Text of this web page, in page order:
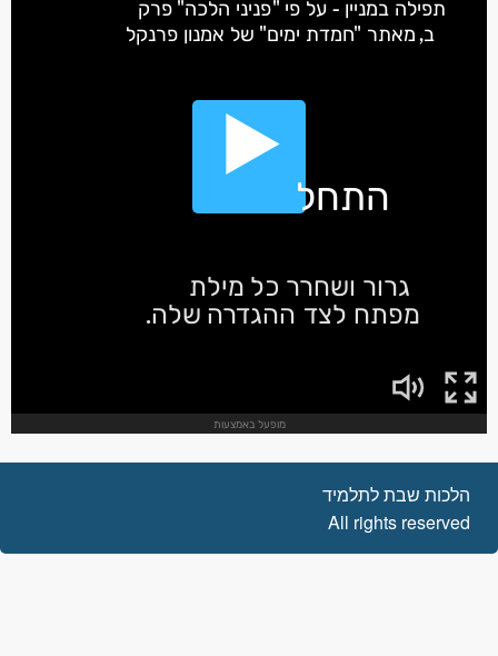
הלכות שבת לתלמיד
All rights reserved